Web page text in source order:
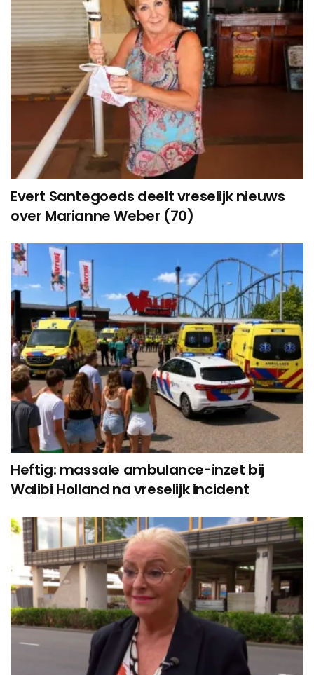
Evert Santegoeds deelt vreselijk nieuws
over Marianne Weber (70)
Heftig: massale ambulance-inzet bij
Walibi Holland na vreselijk incident